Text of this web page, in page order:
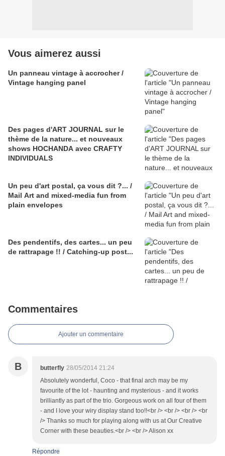
Vous aimerez aussi
Un panneau vintage à accrocher /
Vintage hanging panel
Des pages d'ART JOURNAL sur le
thème de la nature... et nouveaux
shows HOCHANDA avec CRAFTY
INDIVIDUALS
Un peu d'art postal, ça vous dit ?... /
Mail Art and mixed-media fun from
plain envelopes
Des pendentifs, des cartes... un peu
de rattrapage !! / Catching-up post...
Commentaires
Ajouter un commentaire
B butterfly 28/05/2014 21:24
Absolutely wonderful, Coco - that final arch may be my
favourite of the lot - haunting and mysterious - and it works
brilliantly as part of the trio. Gorgeous work on all four of them
- and I love your wiry display stand too!!<br /> <br /> <br /> <br
/> Thanks so much for playing along with us at Our Creative
Corner with these beauties.<br /> <br /> Alison xx
Répondre